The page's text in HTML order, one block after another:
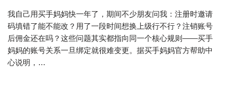
我自己用买手妈妈快一年了，期间不少朋友问我：注册时邀请
码填错了能不能改？用了一段时间想换上级行不行？注销账号
后佣金还在吗？这些问题其实都指向同一个核心规则——买手
妈妈的账号关系一旦绑定就很难变更。据买手妈妈官方帮助中
心说明，…